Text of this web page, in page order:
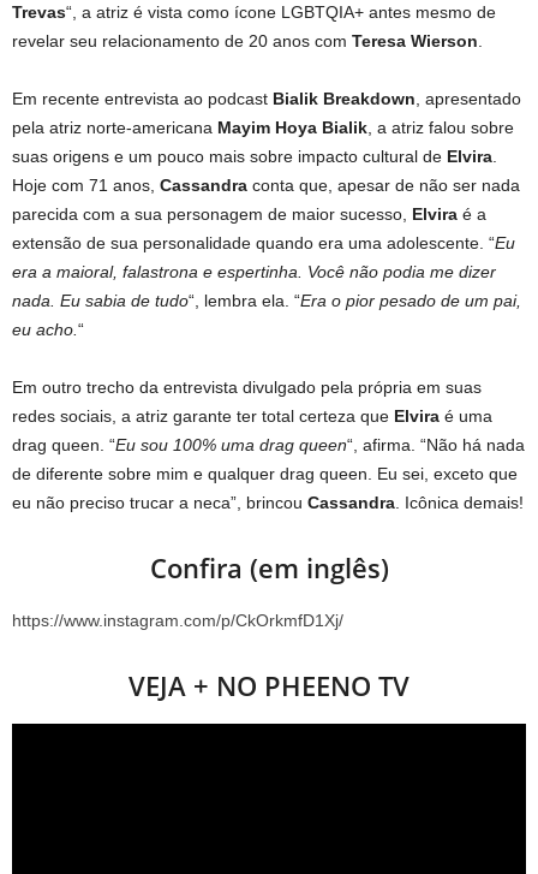
Trevas“, a atriz é vista como ícone LGBTQIA+ antes mesmo de
revelar seu relacionamento de 20 anos com Teresa Wierson
Em recente entrevista ao podcast Bialik Breakdown , apresentado
pela atriz norte-americana Mayim Hoya Bialik , a atriz falou sobre
suas origens e um pouco mais sobre impacto cultural de Elvira
Hoje com 71 anos, Cassandra conta que, apesar de não ser nada
parecida com a sua personagem de maior sucesso, Elvira é a
extensão de sua personalidade quando era uma adolescente. “Eu
era a maioral, falastrona e espertinha. Você não podia me dizer
nada. Eu sabia de tudo“, lembra ela. “Era o pior pesado de um pai,
eu acho. “
Em outro trecho da entrevista divulgado pela própria em suas
redes sociais, a atriz garante ter total certeza que Elvira é uma
drag queen. “Eu sou 100% uma drag queen“, afirma. “Não há nada
de diferente sobre mim e qualquer drag queen. Eu sei, exceto que
eu não preciso trucar a neca”, brincou Cassandra . Icônica demais!
Confira (em inglês)
https://www.instagram.com/p/CkOrkmfD1Xj/
VEJA + NO PHEENO TV